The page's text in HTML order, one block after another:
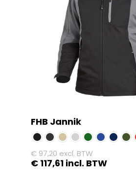
FHB Jannik
€ 97,20 excl. BTW
€ 117,61 incl. BTW